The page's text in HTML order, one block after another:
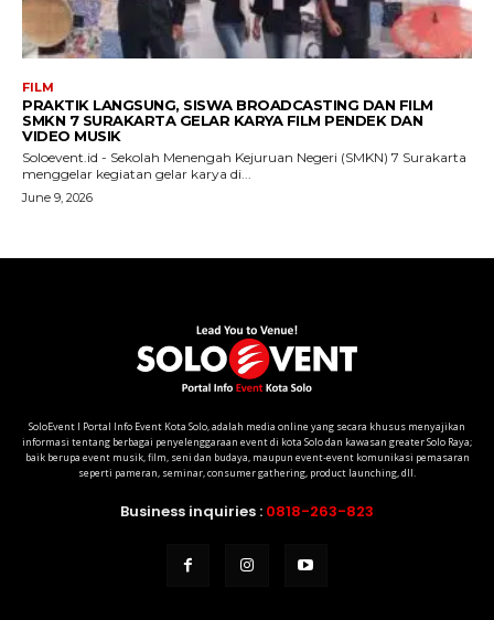
SoloEvent I Portal Info Event Kota Solo, adalah media online yang secara khusus menyajikan
informasi tentang berbagai penyelenggaraan event di kota Solo dan kawasan greater Solo Raya;
baik berupa event musik, film, seni dan budaya, maupun event-event komunikasi pemasaran
seperti pameran, seminar, consumer gathering, product launching, dll.
Business inquiries : 0818-263-823